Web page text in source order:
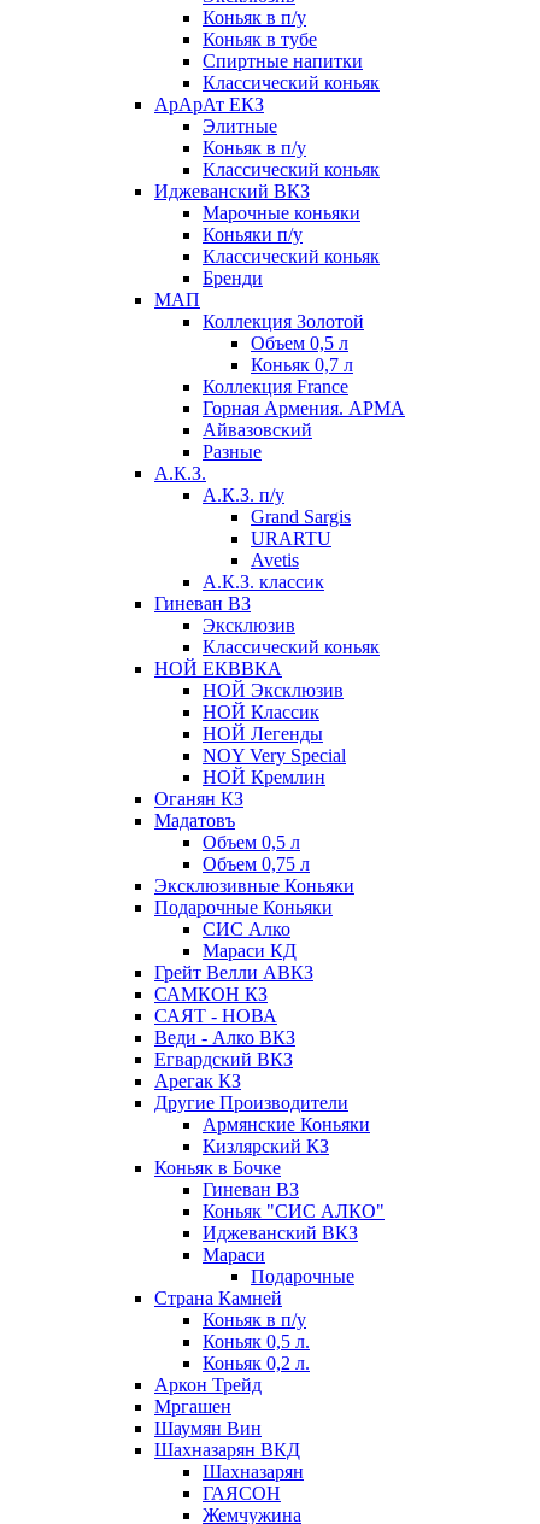
Коньяк в п/у
Коньяк в тубе
Спиртные напитки
Классический коньяк
АрАрАт ЕКЗ
Элитные
Коньяк в п/у
Классический коньяк
Иджеванский ВКЗ
Марочные коньяки
Коньяки п/у
Классический коньяк
Бренди
МАП
Коллекция Золотой
Объем 0,5 л
Коньяк 0,7 л
Коллекция France
Горная Армения. АРМА
Айвазовский
Разные
А.К.З.
А.К.З. п/у
Grand Sargis
URARTU
Avetis
А.К.З. классик
Гиневан ВЗ
Эксклюзив
Классический коньяк
НОЙ ЕКВВКА
НОЙ Эксклюзив
НОЙ Классик
НОЙ Легенды
NOY Very Speсial
НОЙ Кремлин
Оганян КЗ
Мадатовъ
Объем 0,5 л
Объем 0,75 л
Эксклюзивные Коньяки
Подарочные Коньяки
СИС Алко
Мараси КД
Грейт Велли АВКЗ
САМКОН КЗ
САЯТ - НОВА
Веди - Алко ВКЗ
Егвардский ВКЗ
Арегак КЗ
Другие Производители
Армянские Коньяки
Кизлярский КЗ
Коньяк в Бочке
Гиневан ВЗ
Коньяк "СИС АЛКО"
Иджеванский ВКЗ
Мараси
Подарочные
Страна Камней
Коньяк в п/у
Коньяк 0,5 л.
Коньяк 0,2 л.
Аркон Трейд
Мргашен
Шаумян Вин
Шахназарян ВКД
Шахназарян
ГАЯСОН
Жемчужина